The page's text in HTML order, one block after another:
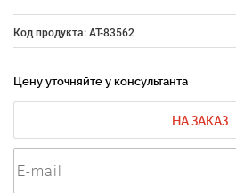
Код продукта: AT-83562
Цену уточняйте у консультанта
НА ЗАКАЗ